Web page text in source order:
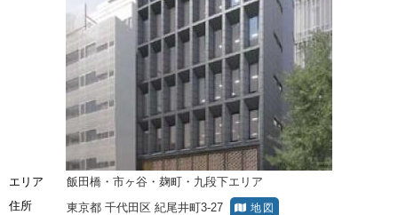
エリア
飯田橋・市ヶ谷・麹町・九段下エリア
住所
東京都 千代田区 紀尾井町3-27 地図